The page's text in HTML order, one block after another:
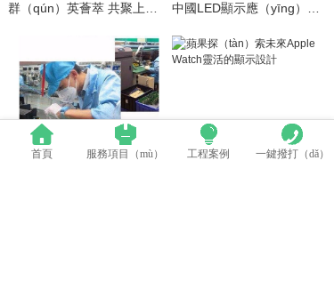
群（qún）英薈萃 共聚上海丨全國LED精（jīng）品巡展攜手共謀行業發展大計 中國LED顯示應（yīng）用行業標準情況（kuàng）一（yī）覽
LED模組維修焊接中（zhōng）注意點（建議收藏） 蘋果探索未（wèi）來Apple Watch靈活的顯示設計
首頁 服務項目（mù） 工程案例 一鍵撥打（dǎ）